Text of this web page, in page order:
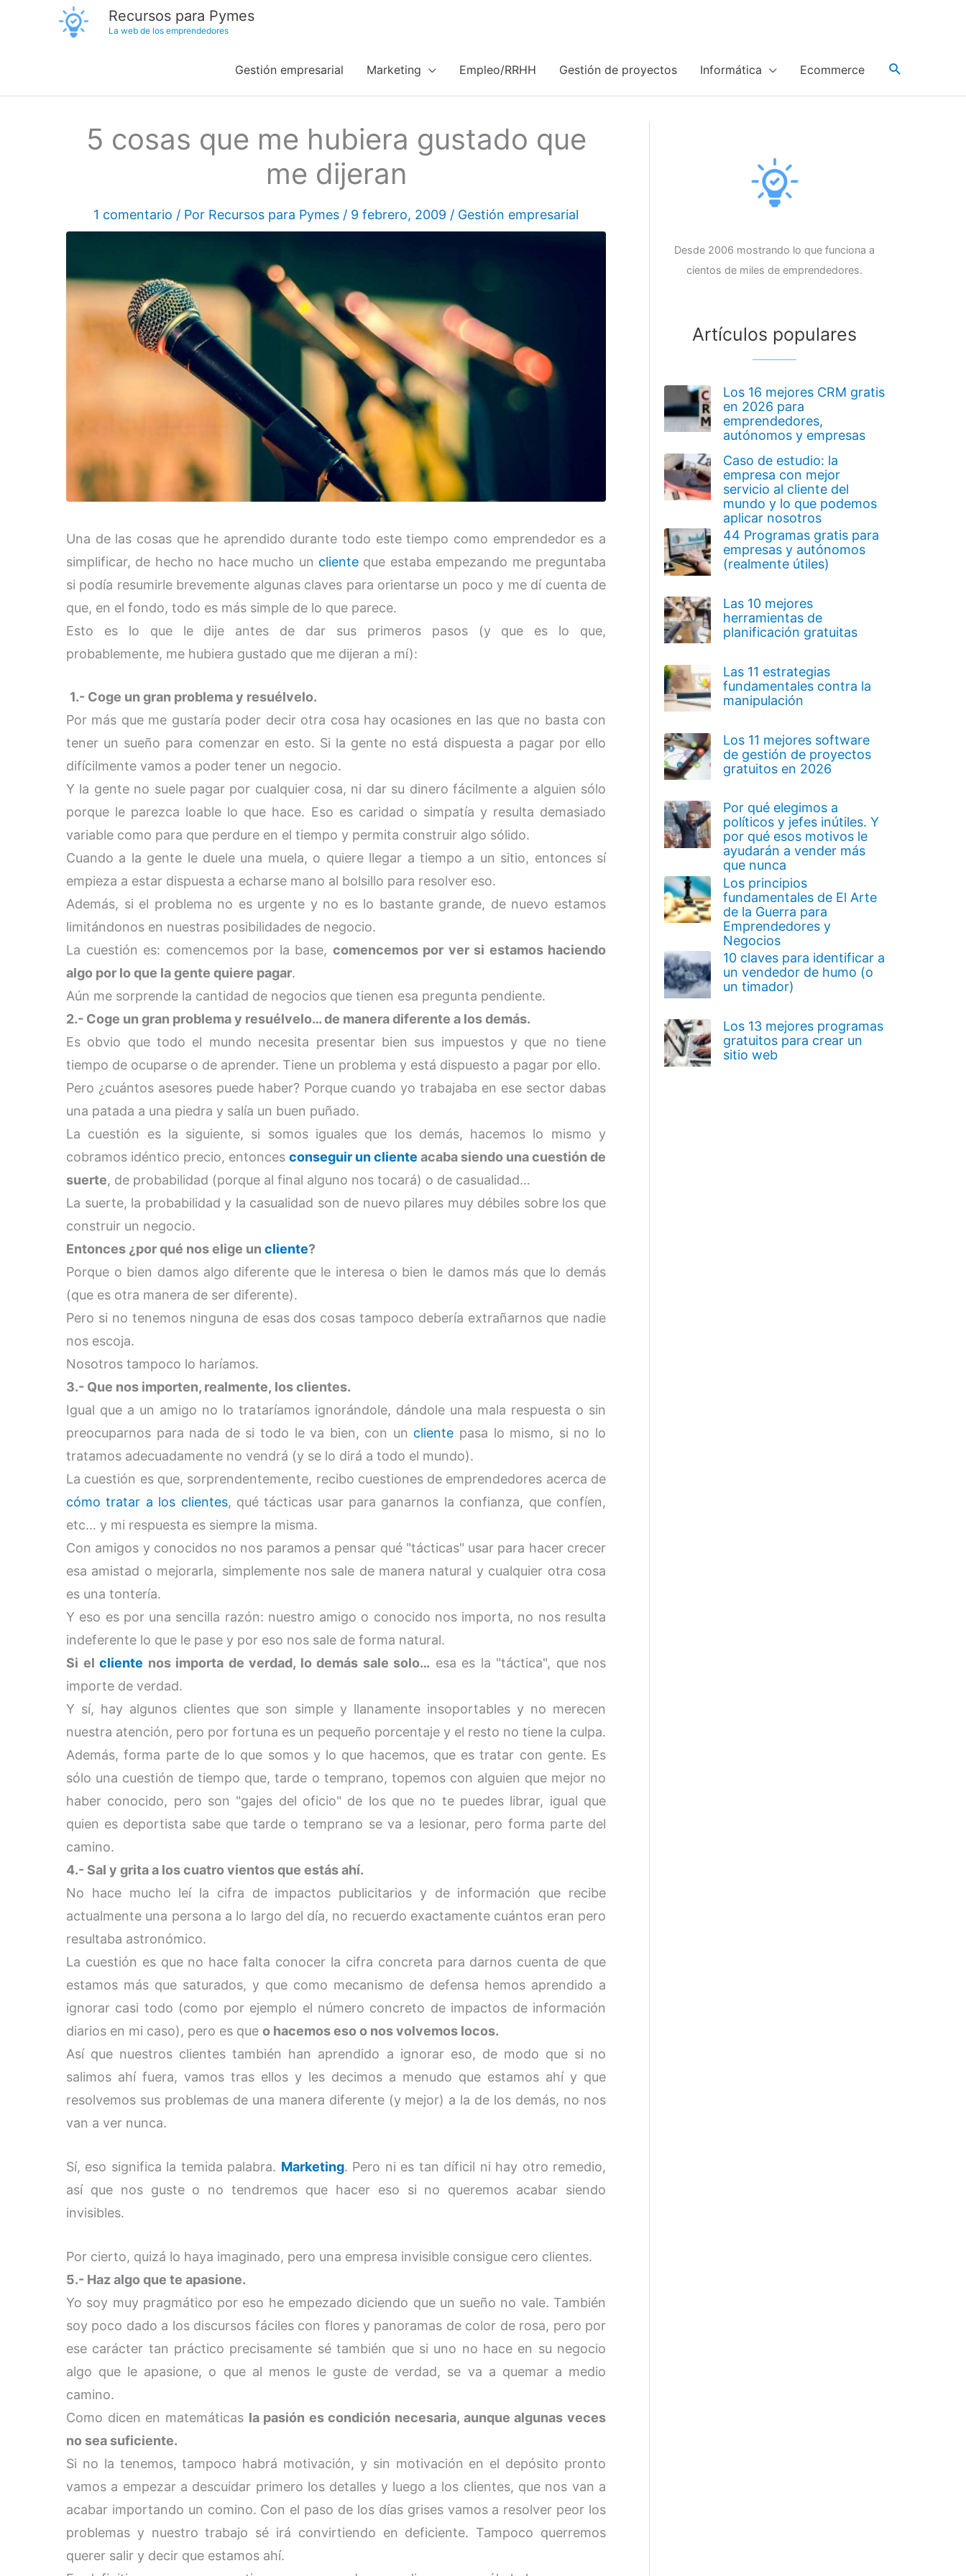
Recursos para Pymes
La web de los emprendedores
Gestión empresarial Marketing Empleo/RRHH Gestión de proyectos Informática Ecommerce
5 cosas que me hubiera gustado que
me dijeran
1 comentario / Por Recursos para Pymes / 9 febrero, 2009 / Gestión empresarial
Una de las cosas que he aprendido durante todo este tiempo como emprendedor es a
simplificar, de hecho no hace mucho un cliente que estaba empezando me preguntaba
si podía resumirle brevemente algunas claves para orientarse un poco y me dí cuenta de
que, en el fondo, todo es más simple de lo que parece.
Esto es lo que le dije antes de dar sus primeros pasos (y que es lo que,
probablemente, me hubiera gustado que me dijeran a mí):
1.- Coge un gran problema y resuélvelo.
Por más que me gustaría poder decir otra cosa hay ocasiones en las que no basta con
tener un sueño para comenzar en esto. Si la gente no está dispuesta a pagar por ello
difícilmente vamos a poder tener un negocio.
Y la gente no suele pagar por cualquier cosa, ni dar su dinero fácilmente a alguien sólo
porque le parezca loable lo que hace. Eso es caridad o simpatía y resulta demasiado
variable como para que perdure en el tiempo y permita construir algo sólido.
Cuando a la gente le duele una muela, o quiere llegar a tiempo a un sitio, entonces sí
empieza a estar dispuesta a echarse mano al bolsillo para resolver eso.
Además, si el problema no es urgente y no es lo bastante grande, de nuevo estamos
limitándonos en nuestras posibilidades de negocio.
La cuestión es: comencemos por la base, comencemos por ver si estamos haciendo
algo por lo que la gente quiere pagar.
Aún me sorprende la cantidad de negocios que tienen esa pregunta pendiente.
2.- Coge un gran problema y resuélvelo… de manera diferente a los demás.
Es obvio que todo el mundo necesita presentar bien sus impuestos y que no tiene
tiempo de ocuparse o de aprender. Tiene un problema y está dispuesto a pagar por ello.
Pero ¿cuántos asesores puede haber? Porque cuando yo trabajaba en ese sector dabas
una patada a una piedra y salía un buen puñado.
La cuestión es la siguiente, si somos iguales que los demás, hacemos lo mismo y
cobramos idéntico precio, entonces conseguir un cliente acaba siendo una cuestión de
suerte, de probabilidad (porque al final alguno nos tocará) o de casualidad…
La suerte, la probabilidad y la casualidad son de nuevo pilares muy débiles sobre los que
construir un negocio.
Entonces ¿por qué nos elige un cliente?
Porque o bien damos algo diferente que le interesa o bien le damos más que lo demás
(que es otra manera de ser diferente).
Pero si no tenemos ninguna de esas dos cosas tampoco debería extrañarnos que nadie
nos escoja.
Nosotros tampoco lo haríamos.
3.- Que nos importen, realmente, los clientes.
Igual que a un amigo no lo trataríamos ignorándole, dándole una mala respuesta o sin
preocuparnos para nada de si todo le va bien, con un cliente pasa lo mismo, si no lo
tratamos adecuadamente no vendrá (y se lo dirá a todo el mundo).
La cuestión es que, sorprendentemente, recibo cuestiones de emprendedores acerca de
cómo tratar a los clientes, qué tácticas usar para ganarnos la confianza, que confíen,
etc… y mi respuesta es siempre la misma.
Con amigos y conocidos no nos paramos a pensar qué "tácticas" usar para hacer crecer
esa amistad o mejorarla, simplemente nos sale de manera natural y cualquier otra cosa
es una tontería.
Y eso es por una sencilla razón: nuestro amigo o conocido nos importa, no nos resulta
indeferente lo que le pase y por eso nos sale de forma natural.
Si el cliente nos importa de verdad, lo demás sale solo… esa es la "táctica", que nos
importe de verdad.
Y sí, hay algunos clientes que son simple y llanamente insoportables y no merecen
nuestra atención, pero por fortuna es un pequeño porcentaje y el resto no tiene la culpa.
Además, forma parte de lo que somos y lo que hacemos, que es tratar con gente. Es
sólo una cuestión de tiempo que, tarde o temprano, topemos con alguien que mejor no
haber conocido, pero son "gajes del oficio" de los que no te puedes librar, igual que
quien es deportista sabe que tarde o temprano se va a lesionar, pero forma parte del
camino.
4.- Sal y grita a los cuatro vientos que estás ahí.
No hace mucho leí la cifra de impactos publicitarios y de información que recibe
actualmente una persona a lo largo del día, no recuerdo exactamente cuántos eran pero
resultaba astronómico.
La cuestión es que no hace falta conocer la cifra concreta para darnos cuenta de que
estamos más que saturados, y que como mecanismo de defensa hemos aprendido a
ignorar casi todo (como por ejemplo el número concreto de impactos de información
diarios en mi caso), pero es que o hacemos eso o nos volvemos locos.
Así que nuestros clientes también han aprendido a ignorar eso, de modo que si no
salimos ahí fuera, vamos tras ellos y les decimos a menudo que estamos ahí y que
resolvemos sus problemas de una manera diferente (y mejor) a la de los demás, no nos
van a ver nunca.
Sí, eso significa la temida palabra. Marketing. Pero ni es tan díficil ni hay otro remedio,
así que nos guste o no tendremos que hacer eso si no queremos acabar siendo
invisibles.
Por cierto, quizá lo haya imaginado, pero una empresa invisible consigue cero clientes.
5.- Haz algo que te apasione.
Yo soy muy pragmático por eso he empezado diciendo que un sueño no vale. También
soy poco dado a los discursos fáciles con flores y panoramas de color de rosa, pero por
ese carácter tan práctico precisamente sé también que si uno no hace en su negocio
algo que le apasione, o que al menos le guste de verdad, se va a quemar a medio
camino.
Como dicen en matemáticas la pasión es condición necesaria, aunque algunas veces
no sea suficiente.
Si no la tenemos, tampoco habrá motivación, y sin motivación en el depósito pronto
vamos a empezar a descuidar primero los detalles y luego a los clientes, que nos van a
acabar importando un comino. Con el paso de los días grises vamos a resolver peor los
problemas y nuestro trabajo sé irá convirtiendo en deficiente. Tampoco querremos
querer salir y decir que estamos ahí.
Desde 2006 mostrando lo que funciona a
cientos de miles de emprendedores.
Artículos populares
Los 16 mejores CRM gratis
en 2026 para
emprendedores,
autónomos y empresas
Caso de estudio: la
empresa con mejor
servicio al cliente del
mundo y lo que podemos
aplicar nosotros
44 Programas gratis para
empresas y autónomos
(realmente útiles)
Las 10 mejores
herramientas de
planificación gratuitas
Las 11 estrategias
fundamentales contra la
manipulación
Los 11 mejores software
de gestión de proyectos
gratuitos en 2026
Por qué elegimos a
políticos y jefes inútiles. Y
por qué esos motivos le
ayudarán a vender más
que nunca
Los principios
fundamentales de El Arte
de la Guerra para
Emprendedores y
Negocios
10 claves para identificar a
un vendedor de humo (o
un timador)
Los 13 mejores programas
gratuitos para crear un
sitio web